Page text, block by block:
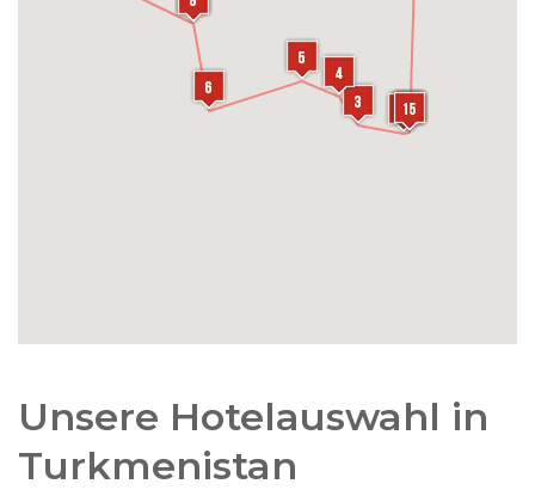
Unsere Hotelauswahl in
Turkmenistan